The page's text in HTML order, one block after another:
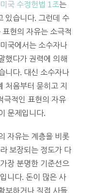
미국 수정헌법 1조는
있습니다. 그런데 수
현의 자유는 소극적
국에서는 소수자나
했다가 권력에 의해
니다. 대신 소수자나
처음부터 묻히고 지
극적인 표현의 자유
문제입니다.
자유는 계층을 비롯
보장되는 정도가 다
장 분명한 기준선으
니다. 돈이 많은 사
보하거나 직접 사들